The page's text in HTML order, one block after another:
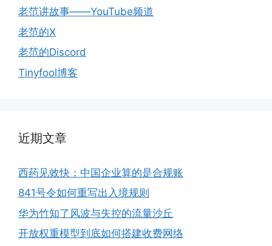
老范讲故事——YouTube频道
老范的X
老范的Discord
Tinyfool博客
近期文章
西药见效快：中国企业算的是合规账
841号令如何重写出入境规则
华为竹知了风波与失控的流量沙丘
开放权重模型到底如何搭建收费网络